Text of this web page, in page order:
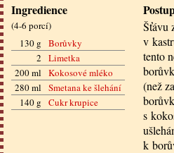
Ingredience
(4-6 porcí)
130 g
Borůvky
2
Limetka
200 ml
Kokosové mléko
280 ml
Smetana ke šlehání
140 g
Cukr krupice
Šťávu
v
tento
(než
s
k